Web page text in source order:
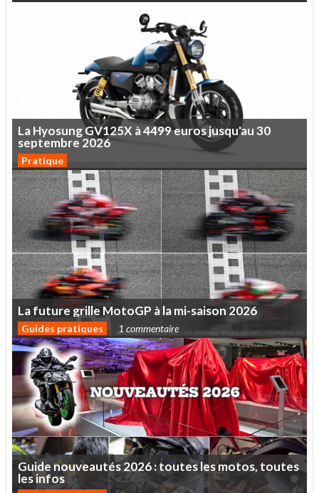
LaHyosungGV125X à4499eurosjusqu'au30
septembre 2026
Pratique
Lafuturegrille MotoGP àlami-saison 2026
Guides pratiques 1 commentaire
Guidenouveautés2026:touteslesmotos,toutes
lesinfos